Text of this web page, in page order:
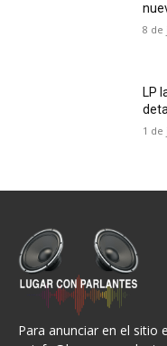
8 de
LP
1 de
Para anunciar en el sitio